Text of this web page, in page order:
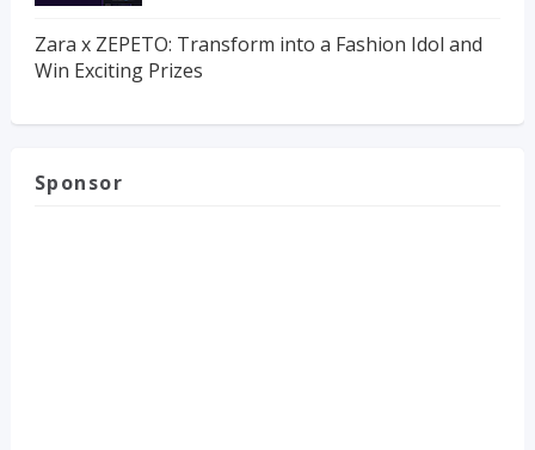
Zara x ZEPETO: Transform into a Fashion Idol and
Win Exciting Prizes
Sponsor